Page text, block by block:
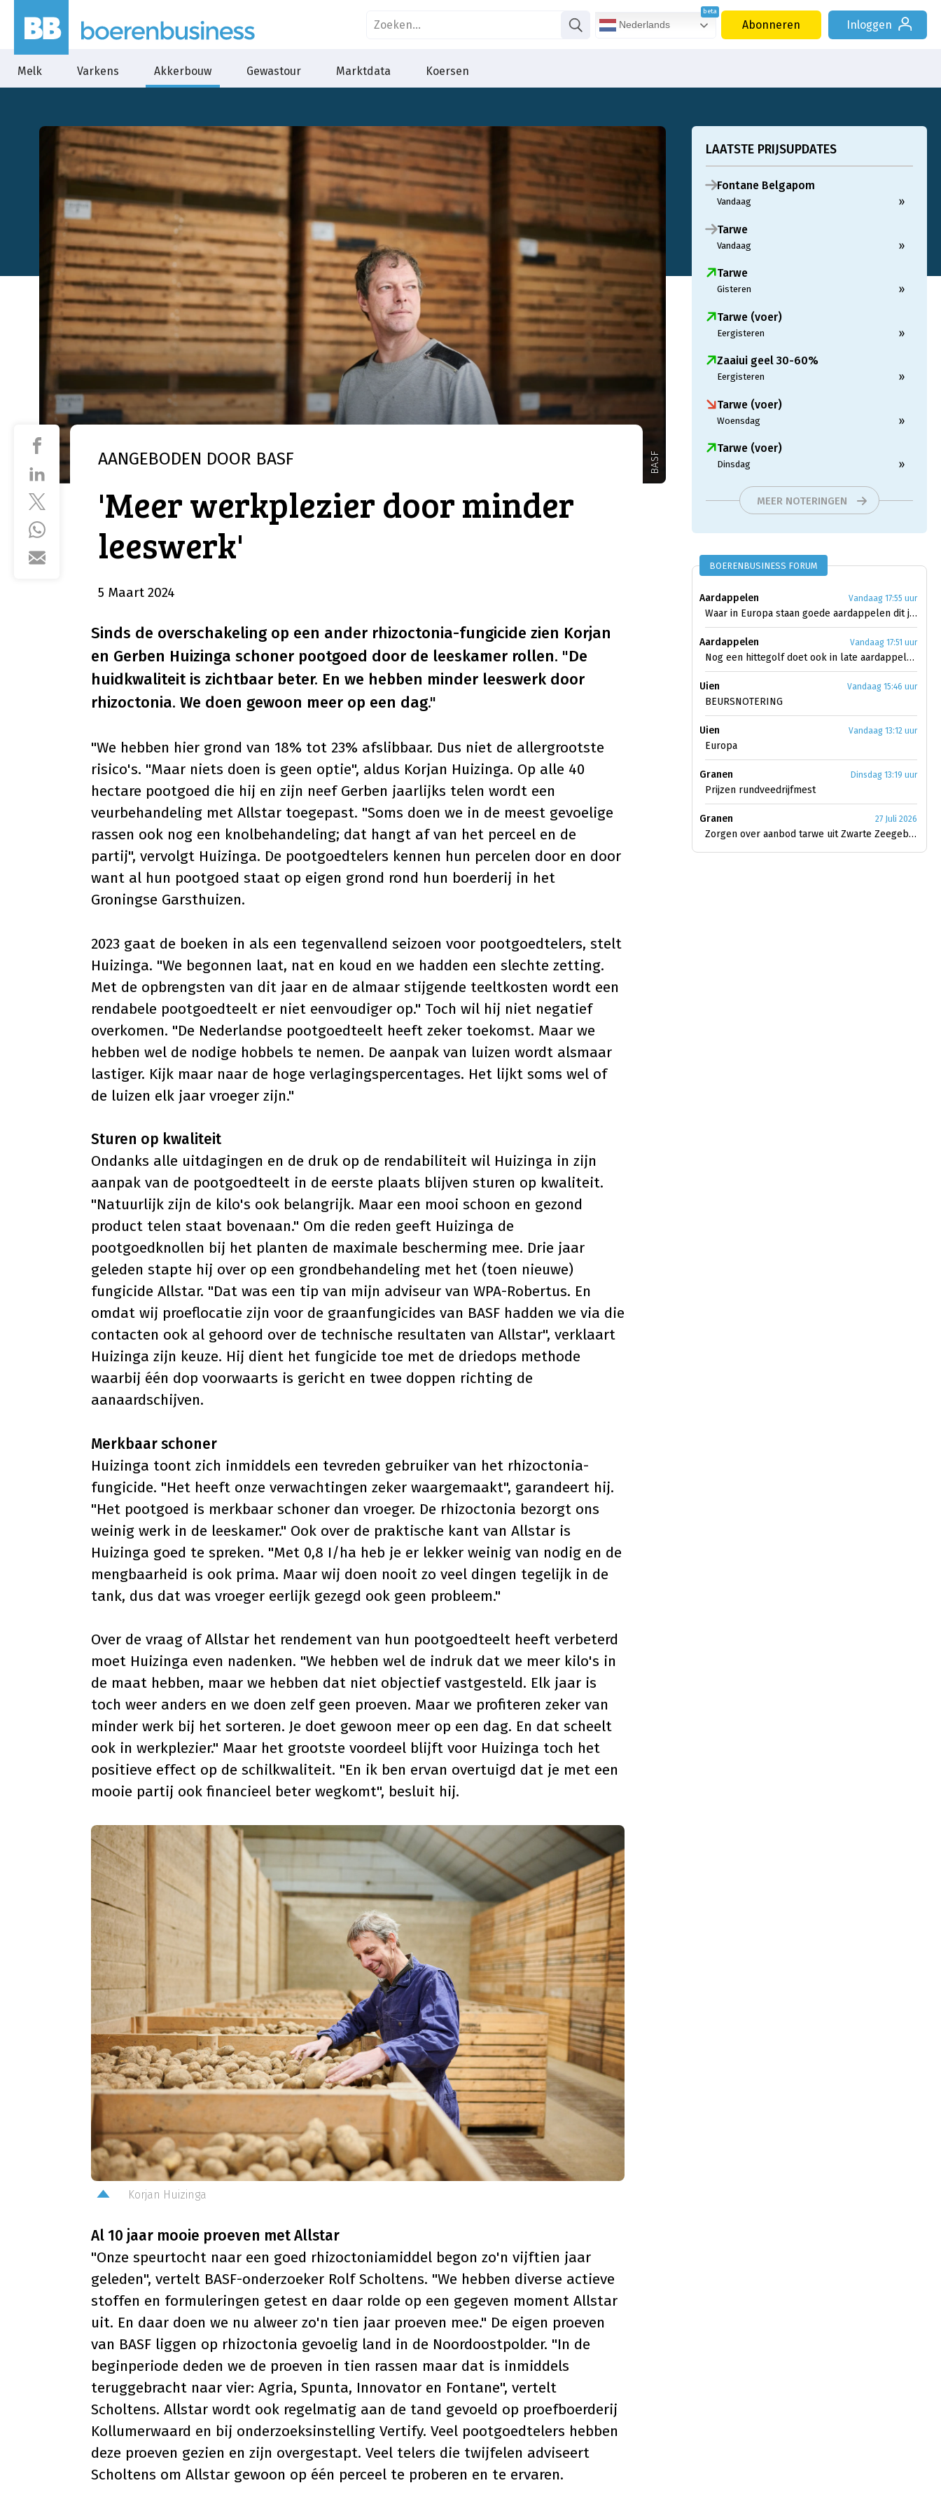
Nederlands Abonneren Inloggen
Melk Varkens Akkerbouw Gewastour Marktdata Koersen
BASF
AANGEBODEN DOOR BASF
'Meer werkplezier door minder
leeswerk'
5 Maart 2024
Sinds de overschakeling op een ander rhizoctonia-fungicide zien Korjan
en Gerben Huizinga schoner pootgoed door de leeskamer rollen. "De
huidkwaliteit is zichtbaar beter. En we hebben minder leeswerk door
rhizoctonia. We doen gewoon meer op een dag."
"We hebben hier grond van 18% tot 23% afslibbaar. Dus niet de allergrootste
risico's. "Maar niets doen is geen optie", aldus Korjan Huizinga. Op alle 40
hectare pootgoed die hij en zijn neef Gerben jaarlijks telen wordt een
veurbehandeling met Allstar toegepast. "Soms doen we in de meest gevoelige
rassen ook nog een knolbehandeling; dat hangt af van het perceel en de
partij", vervolgt Huizinga. De pootgoedtelers kennen hun percelen door en door
want al hun pootgoed staat op eigen grond rond hun boerderij in het
Groningse Garsthuizen.
2023 gaat de boeken in als een tegenvallend seizoen voor pootgoedtelers, stelt
Huizinga. "We begonnen laat, nat en koud en we hadden een slechte zetting.
Met de opbrengsten van dit jaar en de almaar stijgende teeltkosten wordt een
rendabele pootgoedteelt er niet eenvoudiger op." Toch wil hij niet negatief
overkomen. "De Nederlandse pootgoedteelt heeft zeker toekomst. Maar we
hebben wel de nodige hobbels te nemen. De aanpak van luizen wordt alsmaar
lastiger. Kijk maar naar de hoge verlagingspercentages. Het lijkt soms wel of
de luizen elk jaar vroeger zijn."
Sturen op kwaliteit
Ondanks alle uitdagingen en de druk op de rendabiliteit wil Huizinga in zijn
aanpak van de pootgoedteelt in de eerste plaats blijven sturen op kwaliteit.
"Natuurlijk zijn de kilo's ook belangrijk. Maar een mooi schoon en gezond
product telen staat bovenaan." Om die reden geeft Huizinga de
pootgoedknollen bij het planten de maximale bescherming mee. Drie jaar
geleden stapte hij over op een grondbehandeling met het (toen nieuwe)
fungicide Allstar. "Dat was een tip van mijn adviseur van WPA-Robertus. En
omdat wij proeflocatie zijn voor de graanfungicides van BASF hadden we via die
contacten ook al gehoord over de technische resultaten van Allstar", verklaart
Huizinga zijn keuze. Hij dient het fungicide toe met de driedops methode
waarbij één dop voorwaarts is gericht en twee doppen richting de
aanaardschijven.
Merkbaar schoner
Huizinga toont zich inmiddels een tevreden gebruiker van het rhizoctonia-
fungicide. "Het heeft onze verwachtingen zeker waargemaakt", garandeert hij.
"Het pootgoed is merkbaar schoner dan vroeger. De rhizoctonia bezorgt ons
weinig werk in de leeskamer." Ook over de praktische kant van Allstar is
Huizinga goed te spreken. "Met 0,8 I/ha heb je er lekker weinig van nodig en de
mengbaarheid is ook prima. Maar wij doen nooit zo veel dingen tegelijk in de
tank, dus dat was vroeger eerlijk gezegd ook geen probleem."
Over de vraag of Allstar het rendement van hun pootgoedteelt heeft verbeterd
moet Huizinga even nadenken. "We hebben wel de indruk dat we meer kilo's in
de maat hebben, maar we hebben dat niet objectief vastgesteld. Elk jaar is
toch weer anders en we doen zelf geen proeven. Maar we profiteren zeker van
minder werk bij het sorteren. Je doet gewoon meer op een dag. En dat scheelt
ook in werkplezier." Maar het grootste voordeel blijft voor Huizinga toch het
positieve effect op de schilkwaliteit. "En ik ben ervan overtuigd dat je met een
mooie partij ook financieel beter wegkomt", besluit hij.
Korjan Huizinga
Al 10 jaar mooie proeven met Allstar
"Onze speurtocht naar een goed rhizoctoniamiddel begon zo'n vijftien jaar
geleden", vertelt BASF-onderzoeker Rolf Scholtens. "We hebben diverse actieve
stoffen en formuleringen getest en daar rolde op een gegeven moment Allstar
uit. En daar doen we nu alweer zo'n tien jaar proeven mee." De eigen proeven
van BASF liggen op rhizoctonia gevoelig land in de Noordoostpolder. "In de
beginperiode deden we de proeven in tien rassen maar dat is inmiddels
teruggebracht naar vier: Agria, Spunta, Innovator en Fontane", vertelt
Scholtens. Allstar wordt ook regelmatig aan de tand gevoeld op proefboerderij
Kollumerwaard en bij onderzoeksinstelling Vertify. Veel pootgoedtelers hebben
deze proeven gezien en zijn overgestapt. Veel telers die twijfelen adviseert
Scholtens om Allstar gewoon op één perceel te proberen en te ervaren.
LAATSTE PRIJSUPDATES
Fontane Belgapom
Vandaag »
Tarwe
Vandaag »
Tarwe
Gisteren »
Tarwe (voer)
Eergisteren »
Zaaiui geel 30-60%
Eergisteren »
Tarwe (voer)
Woensdag »
Tarwe (voer)
Dinsdag »
MEER NOTERINGEN
BOERENBUSINESS FORUM
Aardappelen Vandaag 17:55 uur
Waar in Europa staan goede aardappelen dit jaar?
Aardappelen Vandaag 17:51 uur
Nog een hittegolf doet ook in late aardappelen licht uit
Uien Vandaag 15:46 uur
BEURSNOTERING
Uien Vandaag 13:12 uur
Europa
Granen Dinsdag 13:19 uur
Prijzen rundveedrijfmest
Granen 27 Juli 2026
Zorgen over aanbod tarwe uit Zwarte Zeegebied